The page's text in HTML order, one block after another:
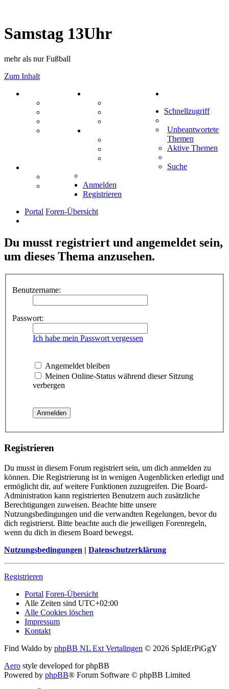
Samstag 13Uhr
mehr als nur Fußball
Zum Inhalt
Mastodon
Treffenübersicht
Zitatesammlung
Schiffe versenken
Tipprunde
Comunio
Schnellzugriff
Unbeantwortete
Themen
Aktive Themen
Suche
Anmelden
Registrieren
Portal Foren-Übersicht
Du musst registriert und angemeldet sein,
um dieses Thema anzusehen.
Benutzername:
Passwort:
Ich habe mein Passwort vergessen
Angemeldet bleiben
Meinen Online-Status während dieser Sitzung
verbergen
Registrieren
Du musst in diesem Forum registriert sein, um dich anmelden zu
können. Die Registrierung ist in wenigen Augenblicken erledigt und
ermöglicht dir, auf weitere Funktionen zuzugreifen. Die Board-
Administration kann registrierten Benutzern auch zusätzliche
Berechtigungen zuweisen. Beachte bitte unsere
Nutzungsbedingungen und die verwandten Regelungen, bevor du
dich registrierst. Bitte beachte auch die jeweiligen Forenregeln,
wenn du dich in diesem Board bewegst.
Nutzungsbedingungen | Datenschutzerklärung
Registrieren
Portal Foren-Übersicht
Alle Zeiten sind UTC+02:00
Alle Cookies löschen
Impressum
Kontakt
Find Waldo by phpBB NL Ext Vertalingen © 2026 SpIdErPiGgY
Aero style developed for phpBB
Powered by phpBB® Forum Software © phpBB Limited